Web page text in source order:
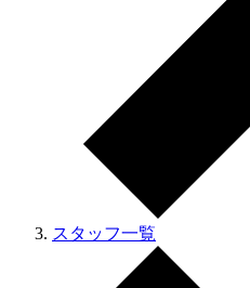
スタッフ一覧